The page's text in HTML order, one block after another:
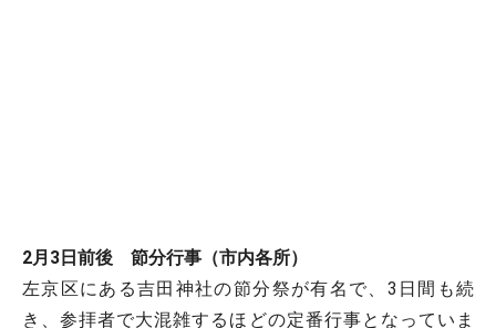
2月3日前後 節分行事（市内各所）
左京区にある吉田神社の節分祭が有名で、3日間も続
き、参拝者で大混雑するほどの定番行事となっていま